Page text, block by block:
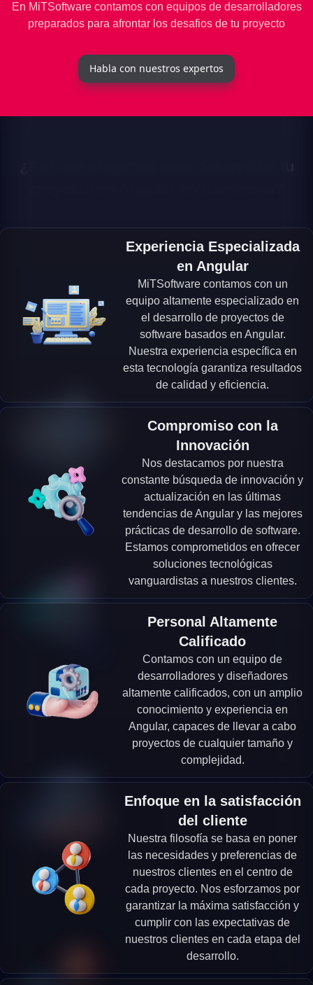
En MiTSoftware contamos con equipos de desarrolladores
preparados para afrontar los desafios de tu proyecto
Habla con nuestros expertos
Experiencia Especializada
en Angular
MiTSoftware contamos con un
equipo altamente especializado en
el desarrollo de proyectos de
software basados en Angular.
Nuestra experiencia específica en
esta tecnología garantiza resultados
de calidad y eficiencia.
Compromiso con la
Innovación
Nos destacamos por nuestra
constante búsqueda de innovación y
actualización en las últimas
tendencias de Angular y las mejores
prácticas de desarrollo de software.
Estamos comprometidos en ofrecer
soluciones tecnológicas
vanguardistas a nuestros clientes.
Personal Altamente
Calificado
Contamos con un equipo de
desarrolladores y diseñadores
altamente calificados, con un amplio
conocimiento y experiencia en
Angular, capaces de llevar a cabo
proyectos de cualquier tamaño y
complejidad.
Enfoque en la satisfacción
del cliente
Nuestra filosofía se basa en poner
las necesidades y preferencias de
nuestros clientes en el centro de
cada proyecto. Nos esforzamos por
garantizar la máxima satisfacción y
cumplir con las expectativas de
nuestros clientes en cada etapa del
desarrollo.